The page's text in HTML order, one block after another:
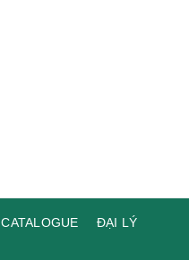
CATALOGUE
ĐẠI LÝ